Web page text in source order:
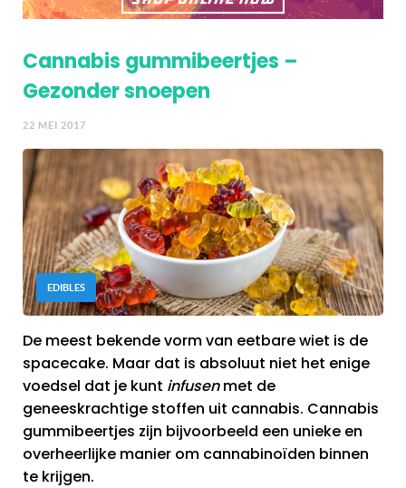
Cannabis gummibeertjes –
Gezonder snoepen
22 MEI 2017
EDIBLES
De meest bekende vorm van eetbare wiet is de
spacecake. Maar dat is absoluut niet het enige
voedsel dat je kunt infusenmet de
geneeskrachtige stoffen uit cannabis. Cannabis
gummibeertjes zijn bijvoorbeeld een unieke en
overheerlijke manier om cannabinoïden binnen
te krijgen.